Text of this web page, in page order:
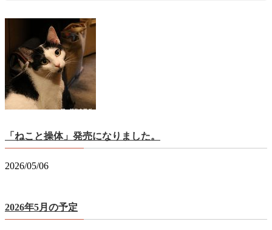
「ねこと操体」発売になりました。
2026/05/06
2026年5月の予定